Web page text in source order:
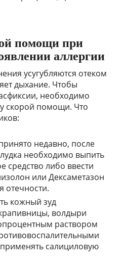
помощи при
аллергии
усугубляются отеком
дыхание. Чтобы
необходимо
скорой помощи. Что
недавно, после
необходимо выпить
средство либо ввести
или Дексаметазон
отечности.
кожный зуд
волдыри
раствором
салициловую